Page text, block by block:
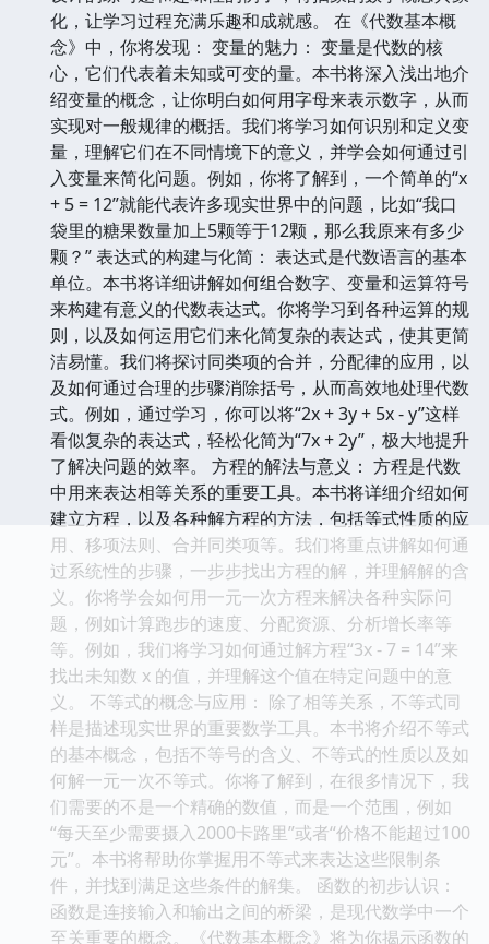
化，让学习过程充满乐趣和成就感。 在《代数基本概
念》中，你将发现： 变量的魅力： 变量是代数的核
心，它们代表着未知或可变的量。本书将深入浅出地介
绍变量的概念，让你明白如何用字母来表示数字，从而
实现对一般规律的概括。我们将学习如何识别和定义变
量，理解它们在不同情境下的意义，并学会如何通过引
入变量来简化问题。例如，你将了解到，一个简单的“x
+ 5 = 12”就能代表许多现实世界中的问题，比如“我口
袋里的糖果数量加上5颗等于12颗，那么我原来有多少
颗？” 表达式的构建与化简： 表达式是代数语言的基本
单位。本书将详细讲解如何组合数字、变量和运算符号
来构建有意义的代数表达式。你将学习到各种运算的规
则，以及如何运用它们来化简复杂的表达式，使其更简
洁易懂。我们将探讨同类项的合并，分配律的应用，以
及如何通过合理的步骤消除括号，从而高效地处理代数
式。例如，通过学习，你可以将“2x + 3y + 5x - y”这样
看似复杂的表达式，轻松化简为“7x + 2y”，极大地提升
了解决问题的效率。 方程的解法与意义： 方程是代数
中用来表达相等关系的重要工具。本书将详细介绍如何
建立方程，以及各种解方程的方法，包括等式性质的应
用、移项法则、合并同类项等。我们将重点讲解如何通
过系统性的步骤，一步步找出方程的解，并理解解的含
义。你将学会如何用一元一次方程来解决各种实际问
题，例如计算跑步的速度、分配资源、分析增长率等
等。例如，我们将学习如何通过解方程“3x - 7 = 14”来
找出未知数 x 的值，并理解这个值在特定问题中的意
义。 不等式的概念与应用： 除了相等关系，不等式同
样是描述现实世界的重要数学工具。本书将介绍不等式
的基本概念，包括不等号的含义、不等式的性质以及如
何解一元一次不等式。你将了解到，在很多情况下，我
们需要的不是一个精确的数值，而是一个范围，例如
“每天至少需要摄入2000卡路里”或者“价格不能超过100
元”。本书将帮助你掌握用不等式来表达这些限制条
件，并找到满足这些条件的解集。 函数的初步认识：
函数是连接输入和输出之间的桥梁，是现代数学中一个
至关重要的概念。《代数基本概念》将为你揭示函数的